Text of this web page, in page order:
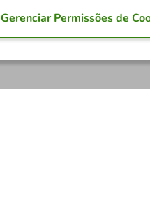
Gerenciar Permissões de